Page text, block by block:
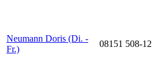
Neumann Doris (Di. -
Fr.)
08151 508-12